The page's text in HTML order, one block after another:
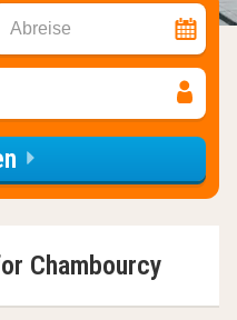
Abreise
Chambourcy